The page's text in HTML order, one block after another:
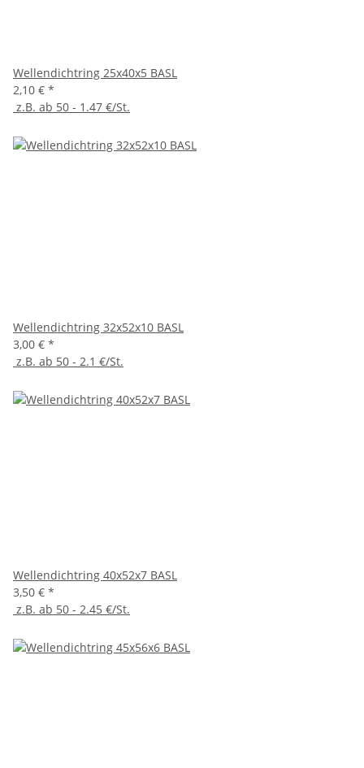
Wellendichtring 25x40x5 BASL
2,10 € *
z.B. ab 50 - 1.47 €/St.
Wellendichtring 32x52x10 BASL
3,00 € *
z.B. ab 50 - 2.1 €/St.
Wellendichtring 40x52x7 BASL
3,50 € *
z.B. ab 50 - 2.45 €/St.